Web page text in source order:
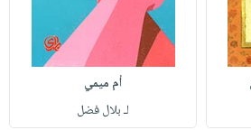
أم ميمي
لـ بلال فضل